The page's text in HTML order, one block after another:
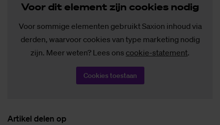
Voor dit ele­ment zijn coo­kies no­dig
Voor sommige elementen gebruikt Saxion inhoud via
derden, waarvoor cookies van type marketing nodig
zijn. Meer weten? Lees ons cookie-statement.
Cookies toestaan
Ar­ti­kel de­len op